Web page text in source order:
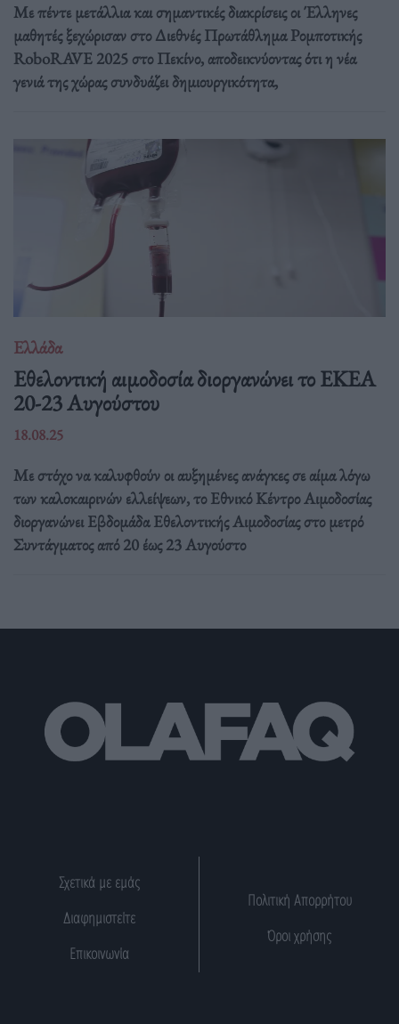
Με πέντε μετάλλια και σημαντικές διακρίσεις οι Έλληνες
μαθητές ξεχώρισαν στο Διεθνές Πρωτάθλημα Ρομποτικής
RoboRAVE 2025 στο Πεκίνο, αποδεικνύοντας ότι η νέα
γενιά της χώρας συνδυάζει δημιουργικότητα,
Ελλάδα
Eθελοντική αιμοδοσία διοργανώνει το ΕΚΕΑ
20-23 Αυγούστου
18.08.25
Με στόχο να καλυφθούν οι αυξημένες ανάγκες σε αίμα λόγω
των καλοκαιρινών ελλείψεων, το Εθνικό Κέντρο Αιμοδοσίας
διοργανώνει Εβδομάδα Εθελοντικής Αιμοδοσίας στο μετρό
Συντάγματος από 20 έως 23 Αυγούστο
Σχετικά με εμάς
Διαφημιστείτε
Επικοινωνία
Πολιτική Απορρήτου
Όροι χρήσης